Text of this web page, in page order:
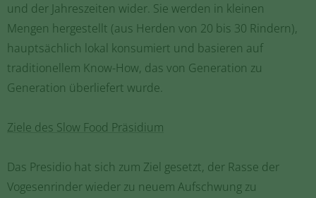
und der Jahreszeiten wider. Sie werden in kleinen
Mengen hergestellt (aus Herden von 20 bis 30 Rindern),
hauptsächlich lokal konsumiert und basieren auf
traditionellem Know-How, das von Generation zu
Generation überliefert wurde.
Ziele des Slow Food Präsidium
Das Presidio hat sich zum Ziel gesetzt, der Rasse der
Vogesenrinder wieder zu neuem Aufschwung zu